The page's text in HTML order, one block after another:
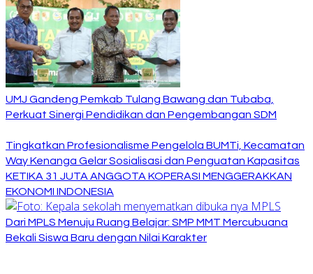
UMJ Gandeng Pemkab Tulang Bawang dan Tubaba,
Perkuat Sinergi Pendidikan dan Pengembangan SDM
Tingkatkan Profesionalisme Pengelola BUMTi, Kecamatan
Way Kenanga Gelar Sosialisasi dan Penguatan Kapasitas
KETIKA 31 JUTA ANGGOTA KOPERASI MENGGERAKKAN
EKONOMI INDONESIA
Dari MPLS Menuju Ruang Belajar: SMP MMT Mercubuana
Bekali Siswa Baru dengan Nilai Karakter